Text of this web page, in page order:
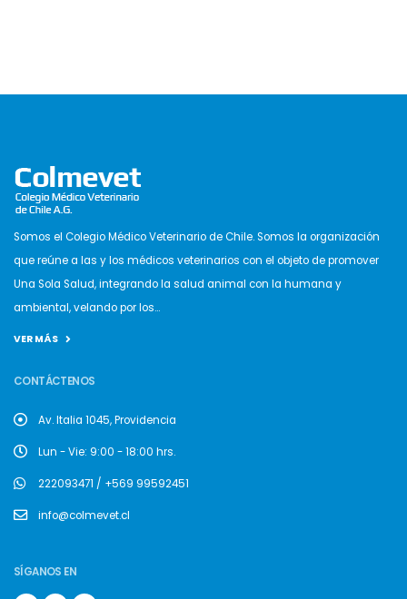
Somos el Colegio Médico Veterinario de Chile. Somos la organización
que reúne a las y los médicos veterinarios con el objeto de promover
Una Sola Salud, integrando la salud animal con la humana y
ambiental, velando por los...
VER MÁS
CONTÁCTENOS
Av. Italia 1045, Providencia
Lun - Vie: 9:00 - 18:00 hrs.
222093471 / +569 99592451
info@colmevet.cl
SÍGANOS EN